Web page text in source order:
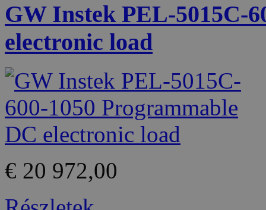
GW Instek PEL-5015C-
electronic load
€ 20 972,00